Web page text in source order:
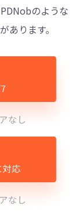
のような
あります。